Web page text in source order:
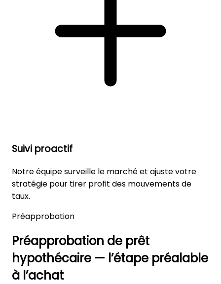
Suivi proactif
Notre équipe surveille le marché et ajuste votre
stratégie pour tirer profit des mouvements de
taux.
Préapprobation
Préapprobation de prêt
hypothécaire — l’étape préalable
à l’achat